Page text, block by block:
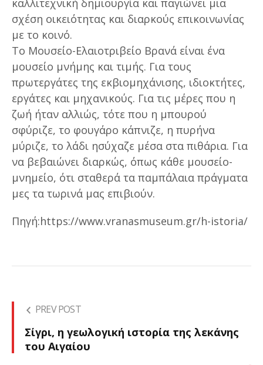
καλλιτεχνική δημιουργία και παγιώνει μια
σχέση οικειότητας και διαρκούς επικοινωνίας
με το κοινό.
Το Μουσείο-Ελαιοτριβείο Βρανά είναι ένα
μουσείο μνήμης και τιμής. Για τους
πρωτεργάτες της εκβιομηχάνισης, ιδιοκτήτες,
εργάτες και μηχανικούς. Για τις μέρες που η
ζωή ήταν αλλιώς, τότε που η μπουρού
σφύριζε, το φουγάρο κάπνιζε, η πυρήνα
μύριζε, το λάδι ησύχαζε μέσα στα πιθάρια. Για
να βεβαιώνει διαρκώς, όπως κάθε μουσείο-
μνημείο, ότι σταθερά τα παμπάλαια πράγματα
μες τα τωρινά μας επιβιούν.
Πηγή:https://www.vranasmuseum.gr/h-istoria/
PREV POST
Σίγρι, η γεωλογική ιστορία της λεκάνης
του Αιγαίου